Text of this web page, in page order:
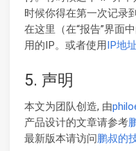
时候你得在第一次记录
在这里（在“报告”界面
用的IP。或者使用IP地
5. 声明
本文为团队创造, 由
产品设计的文章请参考
最新版本请访问鹏叔的